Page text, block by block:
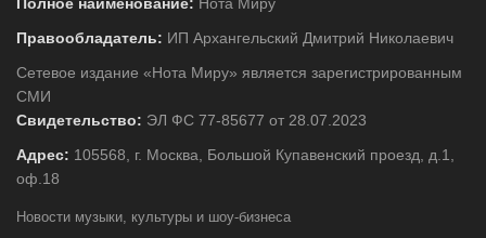
Правообладатель: ИП Архангельский Дмитрий Николаевич
Сетевое издание «Нота Миру» является зарегистрированным
СМИ
Свидетельство: ЭЛ ФС 77-85677 от 28.07.2023
Адрес: 105568, г. Москва, Большой Купавенский проезд, д.1,
оф.18
Новости музыки, культуры и шоу-бизнеса